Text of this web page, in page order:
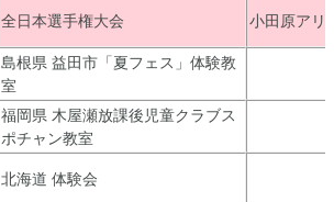
全日本選手権大会 小田原アリ
島根県 益田市「夏フェス」体験教
室
福岡県 木屋瀬放課後児童クラブス
ポチャン教室
北海道 体験会